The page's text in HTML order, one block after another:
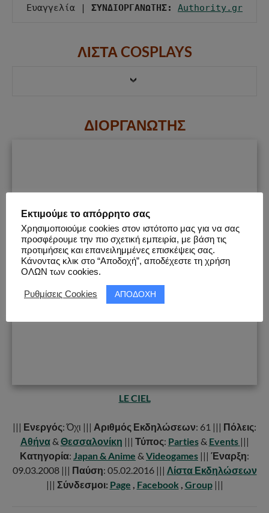
Ευαγγελία | ΣΥΝΔΙΟΡΓΑΝΩΤΗΣ: Authority.gr
ΛΙΣΤΑ COSPLAYS
ΔΙΟΡΓΑΝΩΤΗΣ
LE CIEL
||| Ενεργός: Όχι ||| Αριθμός Εκδηλώσεων: 61 ||| Πόλεις:
Αθήνα& Θεσσαλονίκη ||| Τύπος: Parties& Events |||
Κατηγορία: Japan & Anime & Videogames ||| Έναρξη:
09.03.2008 ||| Παύση: 05.02.2016 ||| Λίστα Εκδηλώσεων
||| Σύνδεσμοι: Page , Facebook , Group|||
Εκτιμούμε το απόρρητο σας
Χρησιμοποιούμε cookies στον ιστότοπο μας για να σας
προσφέρουμε την πιο σχετική εμπειρία, με βάση τις
προτιμήσεις και επανειλημμένες επισκέψεις σας.
Κάνοντας κλικ στο “Αποδοχή”, αποδέχεστε τη χρήση
ΟΛΩΝ των cookies.
Ρυθμίσεις Cookies ΑΠΟΔΟΧΗ